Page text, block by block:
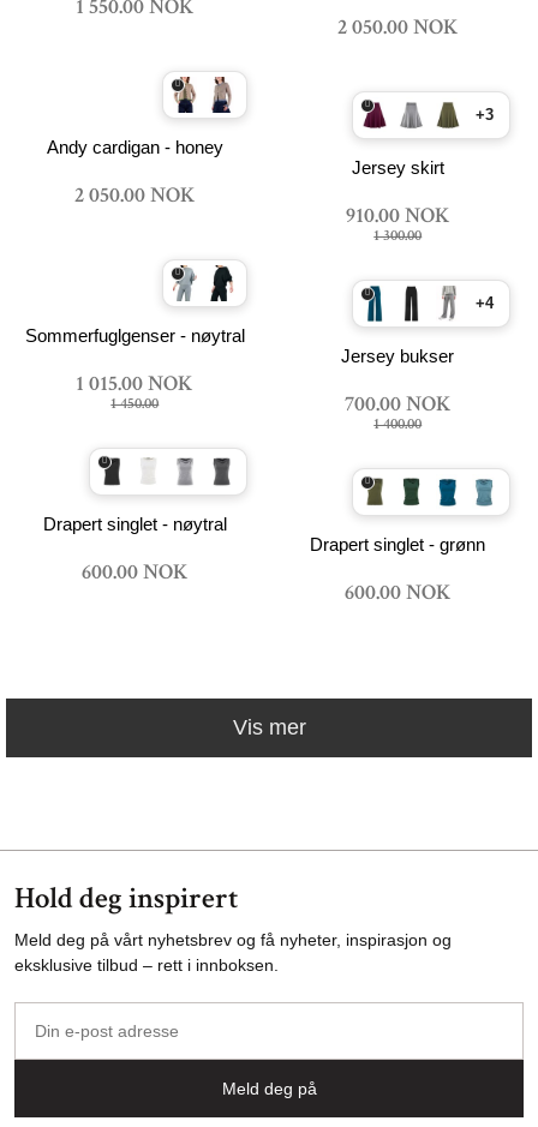
1 550.00 NOK
2 050.00 NOK
Andy cardigan - honey
2 050.00 NOK
+3
Jersey skirt
910.00 NOK
1 300.00
Sommerfuglgenser - nøytral
1 015.00 NOK
1 450.00
+4
Jersey bukser
700.00 NOK
1 400.00
Drapert singlet - nøytral
600.00 NOK
Drapert singlet - grønn
600.00 NOK
Vis mer
Hold deg inspirert
Meld deg på vårt nyhetsbrev og få nyheter, inspirasjon og
eksklusive tilbud – rett i innboksen.
post
Meld deg på